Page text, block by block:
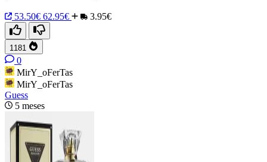
53.50€ 62.95€ 3.95€
1181
0
MirY_oFerTas
MirY_oFerTas
Guess
5 meses